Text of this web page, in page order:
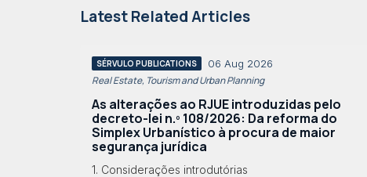
Latest Related Articles
SÉRVULO PUBLICATIONS 06 Aug 2026
Real Estate, Tourism and Urban Planning
As alterações ao RJUE introduzidas pelo
decreto-lei n.º 108/2026: Da reforma do
Simplex Urbanístico à procura de maior
segurança jurídica
1. Considerações introdutórias